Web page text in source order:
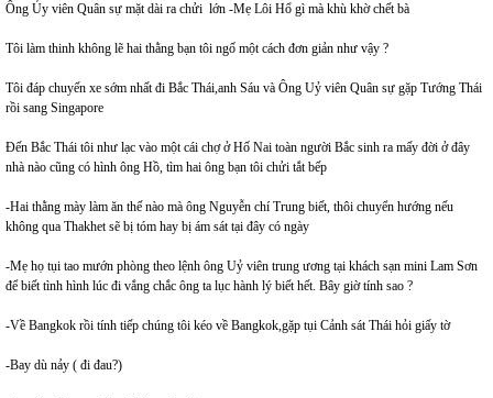
Ông Ủy viên Quân sự mặt dài ra chửi lớn -Mẹ Lôi Hổ gì mà khù khờ chết bà
Tôi làm thinh không lẽ hai thằng bạn tôi ngố một cách đơn giản như vậy ?
Tôi đáp chuyến xe sớm nhất đi Bắc Thái,anh Sáu và Ông Uỷ viên Quân sự gặp Tướng Thái
rồi sang Singapore
Đến Bắc Thái tôi như lạc vào một cái chợ ở Hố Nai toàn người Bắc sinh ra mấy đời ở đây
nhà nào cũng có hình ông Hồ, tìm hai ông bạn tôi chửi tắt bếp
-Hai thằng mày làm ăn thế nào mà ông Nguyễn chí Trung biết, thôi chuyển hướng nếu
không qua Thakhet sẽ bị tóm hay bị ám sát tại đây có ngày
-Mẹ họ tụi tao mướn phòng theo lệnh ông Uỷ viên trung ương tại khách sạn mini Lam Sơn
để biết tình hình lúc đi vắng chắc ông ta lục hành lý biết hết. Bây giờ tính sao ?
-Về Bangkok rồi tính tiếp chúng tôi kéo về Bangkok,gặp tụi Cảnh sát Thái hỏi giấy tờ
-Bay dù nảy ( đi đau?)